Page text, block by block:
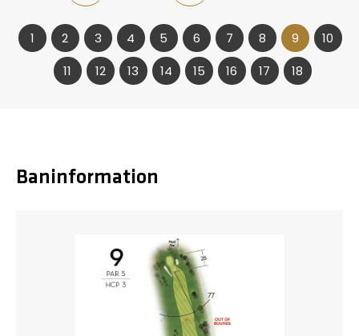
1 2 3 4 5 6 7 8 9
10
11
12 13 14 15 16 17 18
Baninformation